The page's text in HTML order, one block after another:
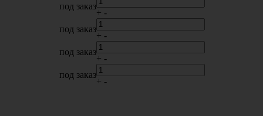
под заказ
+ -
под заказ
+ -
под заказ
+ -
под заказ
+ -